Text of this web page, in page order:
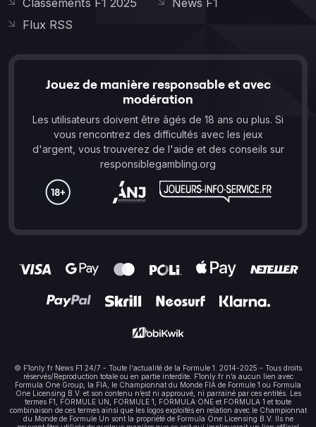
Flux RSS
Jouez de manière responsable et avec
modération
Les utilisateurs doivent être âgés de 18 ans ou plus. Si
vous rencontrez des difficultés avec les jeux
d'argent, vous trouverez de l'aide et des conseils sur
responsiblegambling.org
© F1only.fr News F1 24/7 - Toute l'actualité de la Formule 1. 2014-2025 - Tous droits
réservés/Reproduction totale ou en partie interdite. F1only.fr n’a aucun lien avec
Formula One Group, la FIA, le Championnat du Monde FIA de Formule 1 ou Formula
One Licensing B.V. et son contenu n’est ni approuvé, ni parrainé par ces entités. Les
termes F1, FORMULE UN, FORMULE 1, FORMULA ONE et FORMULA 1 et toute
combinaison de ces termes ainsi que les logos exploités en relation avec le Championnat
du Monde de Formule Un sont la propriété de Formula One Licensing B.V. Ils ne